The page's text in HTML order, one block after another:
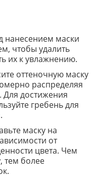
нанесением маски
чтобы удалить
их к увлажнению.
оттеночную маску
распределяя
Для достижения
гребень для
маску на
от
цвета. Чем
тем более